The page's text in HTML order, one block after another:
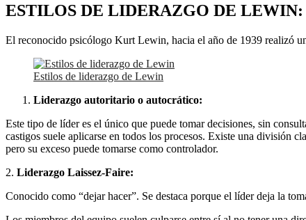
ESTILOS DE LIDERAZGO DE LEWIN:
El reconocido psicólogo Kurt Lewin, hacia el año de 1939 realizó
Estilos de liderazgo de Lewin
Liderazgo autoritario o autocrático:
Este tipo de líder es el único que puede tomar decisiones, sin
castigos suele aplicarse en todos los procesos. Existe una división
pero su exceso puede tomarse como controlador.
2. Liderazgo Laissez-Faire:
Conocido como “dejar hacer”. Se destaca porque el líder deja la